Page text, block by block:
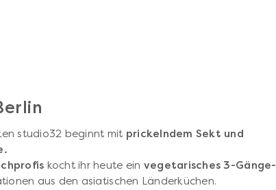
studio32 beginnt mit prickelndem Sekt und
kocht ihr heute ein vegetarisches 3-Gänge-
aus den asiatischen Länderküchen.